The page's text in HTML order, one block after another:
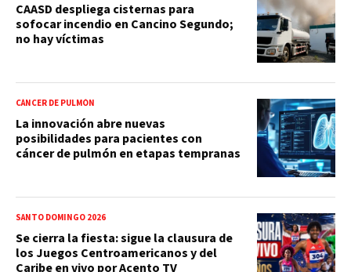
CAASD despliega cisternas para
sofocar incendio en Cancino Segundo;
no hay víctimas
CÁNCER DE PULMÓN
La innovación abre nuevas
posibilidades para pacientes con
cáncer de pulmón en etapas tempranas
SANTO DOMINGO 2026
Se cierra la fiesta: sigue la clausura de
los Juegos Centroamericanos y del
Caribe en vivo por Acento TV